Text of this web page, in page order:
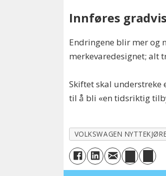
Innføres gradvis
Endringene blir mer og
merkevaredesignet; alt
Skiftet skal understreke
til å bli «en tidsriktig
VOLKSWAGEN